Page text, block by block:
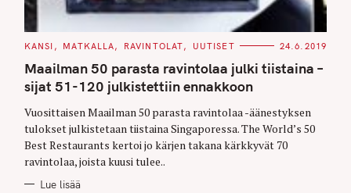
C
T
E
G
O
I
E
S
KANSI MATKALLA RAVINTOLAT UUTISET 24.6.2019
Maailman 50 parasta ravintolaa julki tiistaina –
sijat 51-120 julkistettiin ennakkoon
Vuosittaisen Maailman 50 parasta ravintolaa -äänestyksen
tulokset julkistetaan tiistaina Singaporessa. The World’s 50
Best Restaurants kertoi jo kärjen takana kärkkyvät 70
ravintolaa, joista kuusi tulee..
Lue lisää